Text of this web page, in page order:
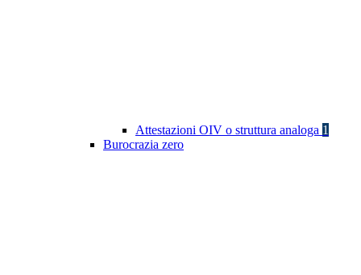
Attestazioni OIV o struttura analoga 1
Burocrazia zero